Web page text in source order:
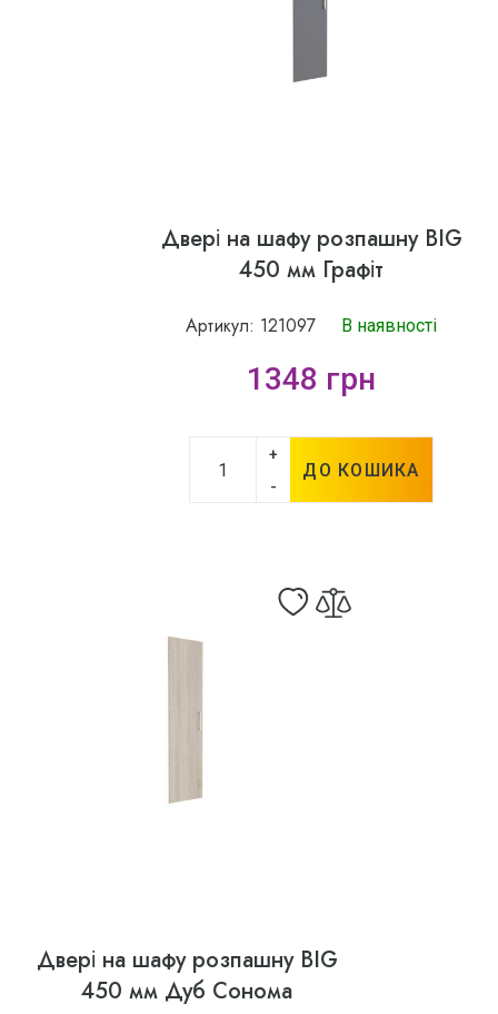
Двері на шафу розпашну BIG
450 мм Графіт
Артикул: 121097 В наявності
1348 грн
+
-
ДО КОШИКА
Двері на шафу розпашну BIG
450 мм Дуб Сонома